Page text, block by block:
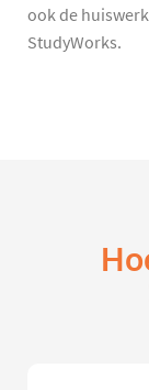
ook de
StudyWorks.